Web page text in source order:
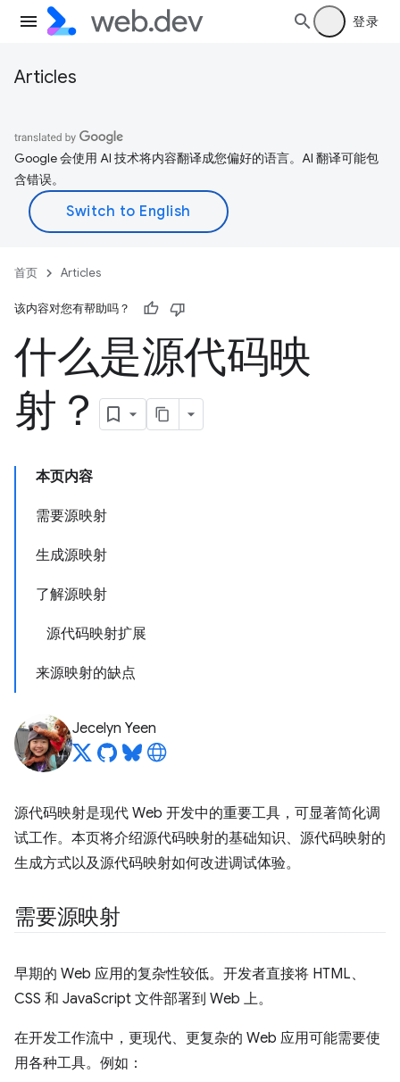
登录
Articles
Google 会使用 AI 技术将内容翻译成您偏好的语言。AI 翻译可能包
含错误。
首页 Articles
该内容对您有帮助吗？
什么是源代码映
射？
本页内容
需要源映射
生成源映射
了解源映射
源代码映射扩展
来源映射的缺点
Jecelyn Yeen
源代码映射是现代 Web 开发中的重要工具，可显著简化调
试工作。本页将介绍源代码映射的基础知识、源代码映射的
生成方式以及源代码映射如何改进调试体验。
需要源映射
早期的 Web 应用的复杂性较低。开发者直接将 HTML、
CSS 和 JavaScript 文件部署到 Web 上。
在开发工作流中，更现代、更复杂的 Web 应用可能需要使
用各种工具。例如：